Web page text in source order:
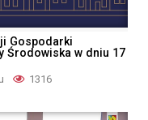
Gospodarki
Środowiska w dniu 17
1316